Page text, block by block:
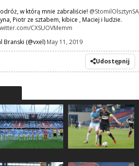
w którą mnie zabraliście! @StomilOlsztynSA
Piotr ze sztabem, kibice , Maciej i ludzie.
CXSUOVMemm
Branski (@vxel) May 11, 2019
Udostępnij